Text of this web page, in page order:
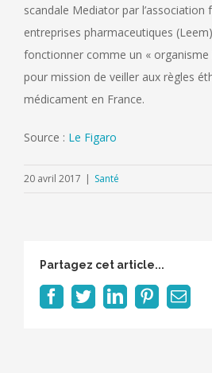
scandale Mediator par l’association
entreprises pharmaceutiques
fonctionner comme un « organisme
pour mission de veiller aux règles
médicament en France.
Source : Le Figaro
20 avril 2017 | Santé
Partagez cet article...
Facebook
TwitterLinkedInPinterest